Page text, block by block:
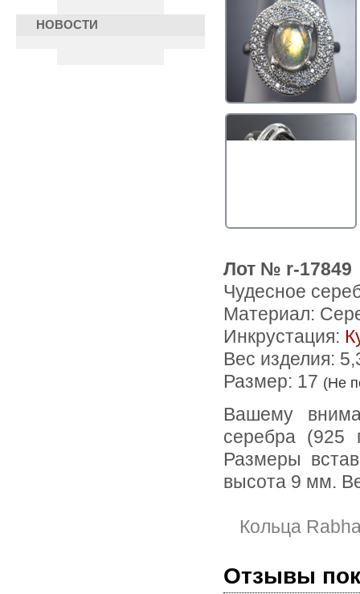
НОВОСТИ
Лот № r-17849
Чудесное
Материал:
Инкрустация:
Вес изделия:
Размер: 17 (Не
Вашему вниманию предлагается кольцо из стерлингового
серебра (925
Размеры
высота 9 мм.
Кольца
Отзывы